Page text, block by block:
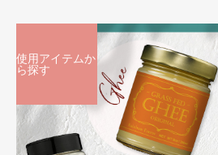
使用アイテムか
ら探す